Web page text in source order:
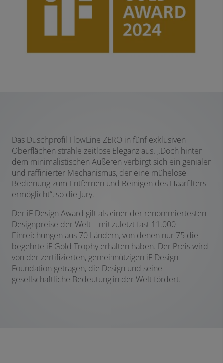
Das Duschprofil FlowLine ZERO in fünf exklusiven
Oberflächen strahle zeitlose Eleganz aus. „Doch hinter
dem minimalistischen Äußeren verbirgt sich ein genialer
und raffinierter Mechanismus, der eine mühelose
Bedienung zum Entfernen und Reinigen des Haarfilters
ermöglicht“, so die Jury.
Der iF Design Award gilt als einer der renommiertesten
Designpreise der Welt – mit zuletzt fast 11.000
Einreichungen aus 70 Ländern, von denen nur 75 die
begehrte iF Gold Trophy erhalten haben. Der Preis wird
von der zertifizierten, gemeinnützigen iF Design
Foundation getragen, die Design und seine
gesellschaftliche Bedeutung in der Welt fördert.